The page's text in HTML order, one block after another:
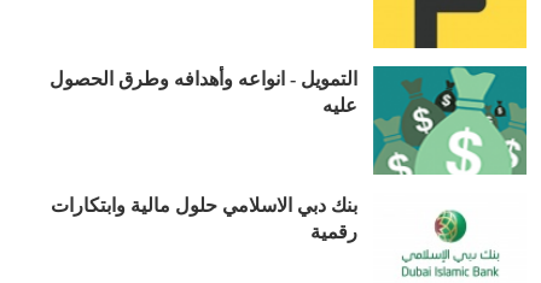
التمويل - انواعه وأهدافه وطرق الحصول
عليه
بنك دبي الاسلامي حلول مالية وابتكارات
رقمية